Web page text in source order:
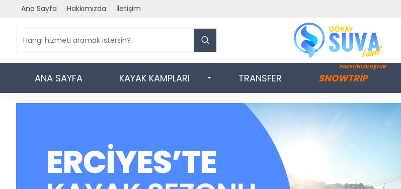
Ana Sayfa Hakkımızda İletişim
ANA SAYFA KAYAK KAMPLARI TRANSFER SNOWTRİP
PAKETİNİ OLUŞTUR